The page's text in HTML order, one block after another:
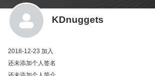
KDnuggets
2018-12-23 加入
还未添加个人签名